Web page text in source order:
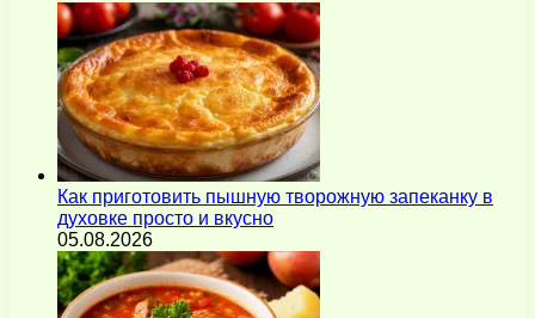
Как приготовить пышную творожную запеканку в
духовке просто и вкусно
05.08.2026